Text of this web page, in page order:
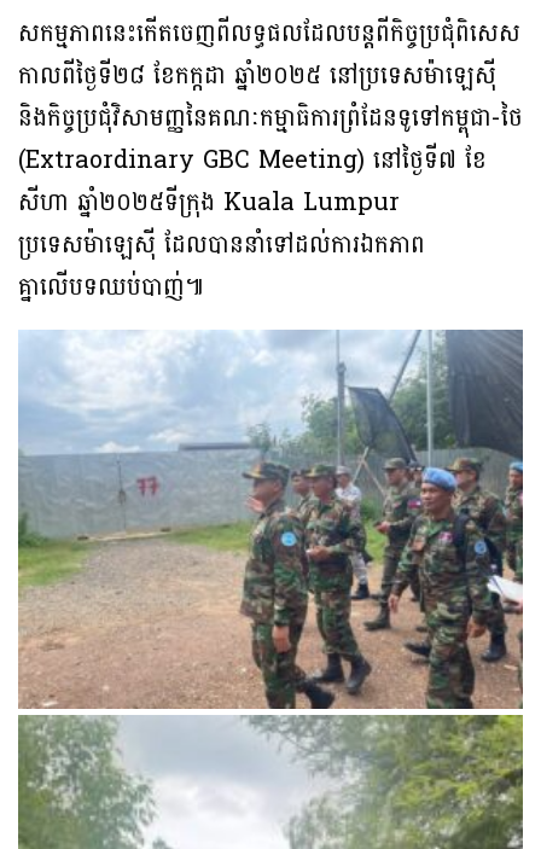
សកម្មភាពនេះកើតចេញពីលទ្ធផលដែលបន្តពីកិច្ចប្រជុំពិសេស
កាលពីថ្ងៃទី២៨ ខែកក្កដា ឆ្នាំ២០២៥ នៅប្រទេសម៉ាឡេស៊ី
និងកិច្ចប្រជុំវិសាមញ្ញនៃគណៈកម្មាធិការព្រំដែនទូទៅកម្ពុជា-ថៃ
(Extraordinary GBC Meeting) នៅថ្ងៃទី៧ ខែ
សីហា ឆ្នាំ២០២៥ទីក្រុង Kuala Lumpur
ប្រទេសម៉ាឡេស៊ី ដែលបាននាំទៅដល់ការឯកភាព
គ្នាលើបទឈប់បាញ់៕